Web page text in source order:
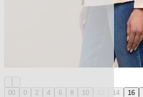
00 0 2 4 6 8 10 14 16